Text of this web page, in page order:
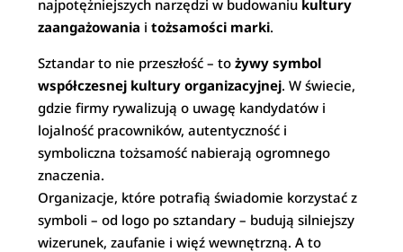
najpotężniejszych narzędzi w budowaniu kultury
zaangażowania itożsamości marki.
Sztandar to nie przeszłość – tożywy symbol
współczesnej kultury organizacyjnej. W świecie,
gdzie firmy rywalizują o uwagę kandydatów i
lojalność pracowników, autentyczność i
symboliczna tożsamość nabierają ogromnego
znaczenia.
Organizacje, które potrafią świadomie korzystać z
symboli – od logo po sztandary – budują silniejszy
wizerunek, zaufanie i więź wewnętrzną. A to